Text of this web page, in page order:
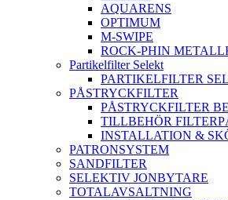
AQUARENS
OPTIMUM
M-SWIPE
ROCK-PHIN
Partikelfilter Selekt
PARTIKELFILTER
PÅSTRYCKFILTER
PÅSTRYCKFILTER
TILLBEHÖR
INSTALLATION &
PATRONSYSTEM
SANDFILTER
SELEKTIV JONBYTARE
TOTALAVSALTNING